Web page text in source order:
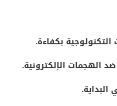
بكفاءة.
الهجمات الإلكترونية.